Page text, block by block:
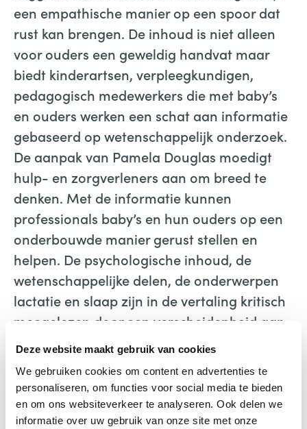
Deze website maakt gebruik van cookies
We gebruiken cookies om content en advertenties te
personaliseren, om functies voor social media te bieden
en om ons websiteverkeer te analyseren. Ook delen we
informatie over uw gebruik van onze site met onze
een empathische manier op een spoor dat
rust kan brengen. De inhoud is niet alleen
voor ouders een geweldig handvat maar
biedt kinderartsen, verpleegkundigen,
pedagogisch medewerkers die met baby’s
en ouders werken een schat aan informatie
gebaseerd op wetenschappelijk onderzoek.
De aanpak van Pamela Douglas moedigt
hulp- en zorgverleners aan om breed te
denken. Met de informatie kunnen
professionals baby’s en hun ouders op een
onderbouwde manier gerust stellen en
helpen. De psychologische inhoud, de
wetenschappelijke delen, de onderwerpen
lactatie en slaap zijn in de vertaling kritisch
meegelezen door een verscheidenheid aan
Nederlandse professionals.
‘Het boek moedigt je aan om eropuit te
gaan in de frisse lucht en niet vast te
houden aan regels en tijden voor slapen,